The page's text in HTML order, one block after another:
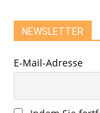
NEWSLETTER
E-Mail-Adresse